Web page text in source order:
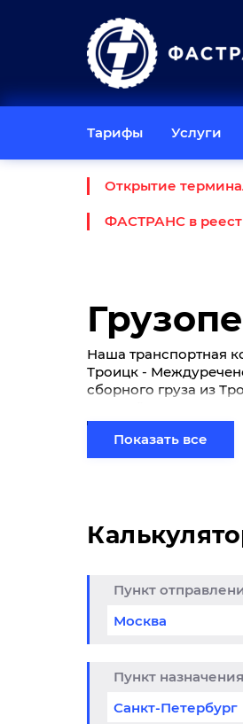
Тарифы Услуги
Открытие
ФАСТРАНС в
Наша транспортная
Троицк -
сборного груза из
терминале.
Показать все
Пункт
Пункт назначения
до 25% из
в